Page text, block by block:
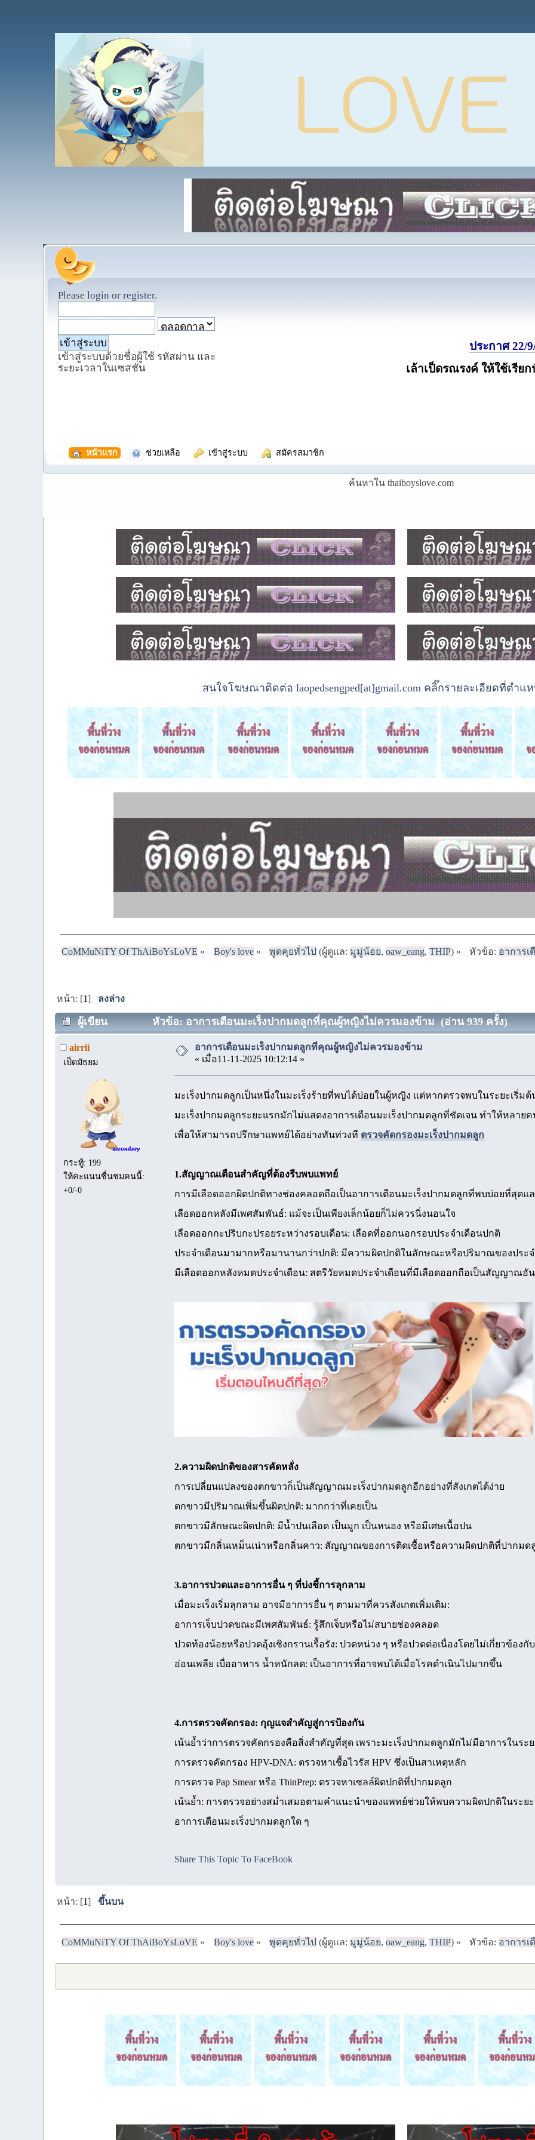
Please login or register.
เข้าสู่ระบบด้วยชื่อผู้ใช้ รหัสผ่าน และ
ระยะเวลาในเซสชั่น
ประกาศ 22/
เล้าเป็ดรณรงค์ ให้ใช้เรีย
หน้าแรก ช่วยเหลือ เข้าสู่ระบบ สมัครสมาชิก
ค้นหาใน thaiboyslove.com
สนใจโฆษณาติดต่อ laopedsengped[at]gmail.com คลิ๊กรายละเอียดที่ตำแ
CoMMuNiTY Of ThAiBoYsLoVE » Boy's love» พูดคุยทั่วไป (ผู้ดูแล: มูมู่น้อย, oaw_eang, THIP) » หัวข้อ: อาการ
หน้า: [1] ลงล่าง
ผู้เขียน หัวข้อ: อาการเตือนมะเร็งปากมดลูกที่คุณผู้หญิงไม่ควรมองข้าม (อ่าน 939 ครั้ง)
airrii
เป็ดมัธยม
กระทู้: 199
ให้คะแนนชื่นชมคนนี้:
+0/-0
อาการเตือนมะเร็งปากมดลูกที่คุณผู้หญิงไม่ควรมองข้าม
« เมื่อ11-11-2025 10:12:14 »
มะเร็งปากมดลูกเป็นหนึ่งในมะเร็งร้ายที่พบได้บ่อยในผู้หญิง แต่หากตรวจพบในระยะเริ่
มะเร็งปากมดลูกระยะแรกมักไม่แสดงอาการเตือนมะเร็งปากมดลูกที่ชัดเจน ทำให้หลาย
เพื่อให้สามารถปรึกษาแพทย์ได้อย่างทันท่วงที ตรวจคัดกรองมะเร็งปากมดลูก
1.สัญญาณเตือนสำคัญที่ต้องรีบพบแพทย์
การมีเลือดออกผิดปกติทางช่องคลอดถือเป็นอาการเตือนมะเร็งปากมดลูกที่พบบ่อยที่สุด
เลือดออกหลังมีเพศสัมพันธ์: แม้จะเป็นเพียงเล็กน้อยก็ไม่ควรนิ่งนอนใจ
เลือดออกกะปริบกะปรอยระหว่างรอบเดือน: เลือดที่ออกนอกรอบประจำเดือนปกติ
ประจำเดือนมามากหรือมานานกว่าปกติ: มีความผิดปกติในลักษณะหรือปริมาณของประจ
มีเลือดออกหลังหมดประจำเดือน: สตรีวัยหมดประจำเดือนที่มีเลือดออกถือเป็นสัญญาณอั
2.ความผิดปกติของสารคัดหลั่ง
การเปลี่ยนแปลงของตกขาวก็เป็นสัญญาณมะเร็งปากมดลูกอีกอย่างที่สังเกตได้ง่าย
ตกขาวมีปริมาณเพิ่มขึ้นผิดปกติ: มากกว่าที่เคยเป็น
ตกขาวมีลักษณะผิดปกติ: มีน้ำปนเลือด เป็นมูก เป็นหนอง หรือมีเศษเนื้อปน
ตกขาวมีกลิ่นเหม็นเน่าหรือกลิ่นคาว: สัญญาณของการติดเชื้อหรือความผิดปกติที่ปากมด
3.อาการปวดและอาการอื่น ๆ ที่บ่งชี้การลุกลาม
เมื่อมะเร็งเริ่มลุกลาม อาจมีอาการอื่น ๆ ตามมาที่ควรสังเกตเพิ่มเติม:
อาการเจ็บปวดขณะมีเพศสัมพันธ์: รู้สึกเจ็บหรือไม่สบายช่องคลอด
ปวดท้องน้อยหรือปวดอุ้งเชิงกรานเรื้อรัง: ปวดหน่วง ๆ หรือปวดต่อเนื่องโดยไม่เกี่ยวข้องกั
อ่อนเพลีย เบื่ออาหาร น้ำหนักลด: เป็นอาการที่อาจพบได้เมื่อโรคดำเนินไปมากขึ้น
4.การตรวจคัดกรอง: กุญแจสำคัญสู่การป้องกัน
เน้นย้ำว่าการตรวจคัดกรองคือสิ่งสำคัญที่สุด เพราะมะเร็งปากมดลูกมักไม่มีอาการในระ
การตรวจคัดกรอง HPV-DNA: ตรวจหาเชื้อไวรัส HPV ซึ่งเป็นสาเหตุหลัก
การตรวจ Pap Smear หรือ ThinPrep: ตรวจหาเซลล์ผิดปกติที่ปากมดลูก
เน้นย้ำ: การตรวจอย่างสม่ำเสมอตามคำแนะนำของแพทย์ช่วยให้พบความผิดปกติในระย
อาการเตือนมะเร็งปากมดลูกใด ๆ
Share This Topic To FaceBook
หน้า: [1]ขึ้นบน
CoMMuNiTY Of ThAiBoYsLoVE » Boy's love» พูดคุยทั่วไป (ผู้ดูแล: มูมู่น้อย, oaw_eang, THIP) » หัวข้อ: อาการ